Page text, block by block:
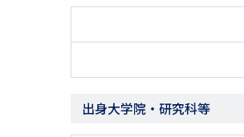
出身大学院・研究科等